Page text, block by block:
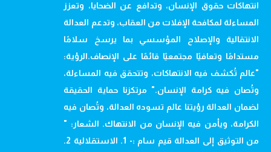
انتهاكات حقوق الإنسان، وتدافع عن الضحايا، وتعزز
المساءلة لمكافحة الإفلات من العقاب، وتدعم العدالة
الانتقالية والإصلاح المؤسسي بما يرسخ سلامًا
مستدامًا وتعافيًا مجتمعيًا قائمًا على الإنصاف.الرؤية:
"عالم تُكشف فيه الانتهاكات، وتتحقق فيه المساءلة،
وتُصان فيه كرامة الإنسان." مرتكزنا حماية الحقيقة
لضمان العدالة رؤيتنا عالم تسوده العدالة، وتُصان فيه
الكرامة، ويأمن فيه الإنسان من الانتهاك. الشعار: "
من التوثيق إلى العدالة قيم سام :- 1. الاستقلالية 2.